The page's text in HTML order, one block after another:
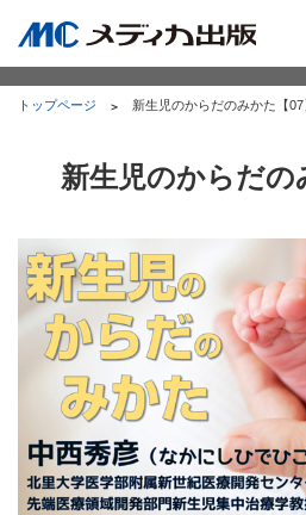
トップページ 新生児のからだのみかた【07
新生児のからだの